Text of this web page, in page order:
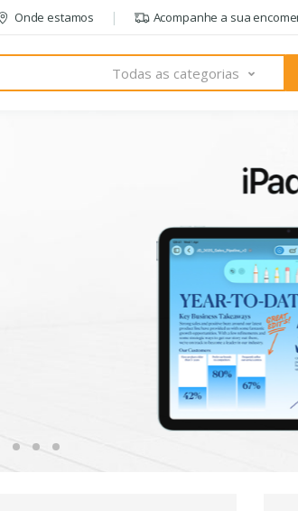
Onde estamos Acompanhe a sua
Todas as categorias